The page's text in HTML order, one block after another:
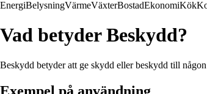
EnergiBelysningVärmeVäxterBostadEkonomiKök
Vad betyder Beskydd?
Beskydd betyder att ge skydd eller beskydd till
Exempel på användning